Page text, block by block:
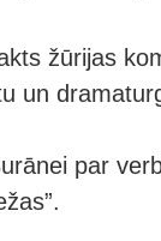
žūrijas
un
par